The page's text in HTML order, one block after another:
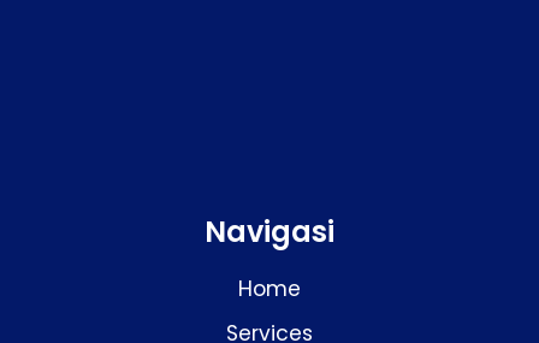
Navigasi
Home
Services